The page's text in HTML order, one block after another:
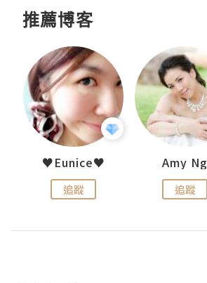
推薦博客
♥Eunice♥
追蹤
Amy Ng
追蹤